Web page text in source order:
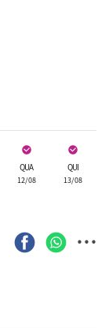
QUA
12/08
QUI
13/08
...